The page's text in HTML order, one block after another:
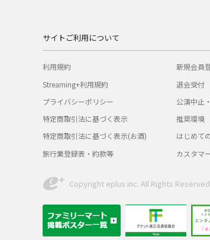
サイトご利用について
利用規約
Streaming+利用規約
プライバシーポリシー
特定商取引法に基づく表示
特定商取引法に基づく表示(お酒)
旅行業登録表・約款等
新規会員
退会受付
公演中止
推奨環境
はじめて
カスタマ
Copyright eplus inc. All Rights